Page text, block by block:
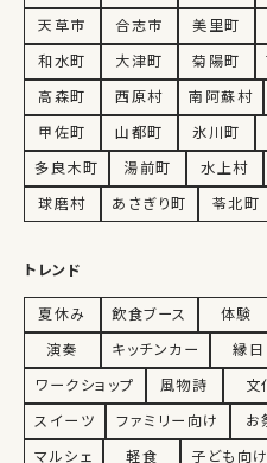
天草市
合志市 美里町
和水町
大津町 菊陽町
高森町
西原村 南阿蘇村
甲佐町
山都町 氷川町
多良木町
湯前町 水上村
球磨村
あさぎり町 苓北町
トレンド
夏休み 飲食ブース 体験
演奏
キッチンカー 縁日
ワークショップ
風物詩 文
スイーツ
ファミリー向け お
マルシェ
軽食 子ども向け